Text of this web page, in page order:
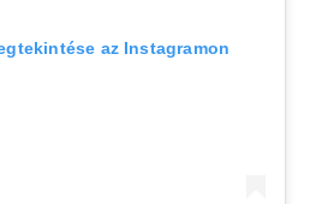
az Instagramon